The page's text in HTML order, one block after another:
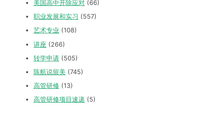
美国高中开除应对 (66)
职业发展和实习 (557)
艺术专业 (108)
讲座 (266)
转学申请 (505)
陈航说留美 (745)
高管研修 (13)
高管研修项目速递 (5)